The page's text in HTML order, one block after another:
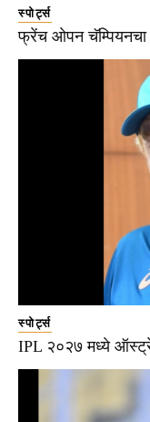
स्पोर्ट्स
फ्रेंच ओपन
स्पोर्ट्स
IPL २०२७ मध्ये